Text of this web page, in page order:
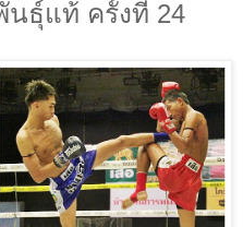
นธุ์แท้ ครั้งที่ 24